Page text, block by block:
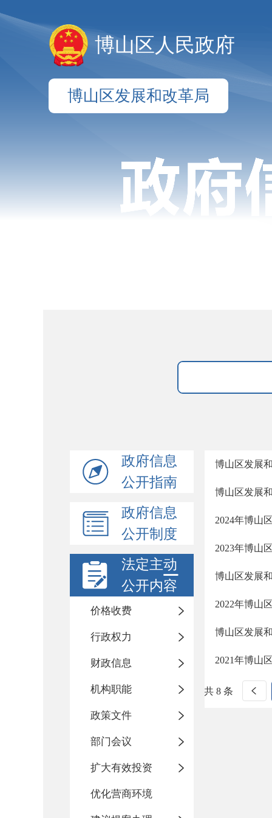
博山区人民政府
博山区发展和改革局
政府信息
公开指南
政府信息
公开制度
法定主动
公开内容
价格收费
行政权力
财政信息
机构职能
政策文件
部门会议
扩大有效投资
优化营商环境
博山区发展
博山区发展
2024年博山
2023年博山
博山区发展
2022年博山
博山区发展
2021年博山
共 8 条